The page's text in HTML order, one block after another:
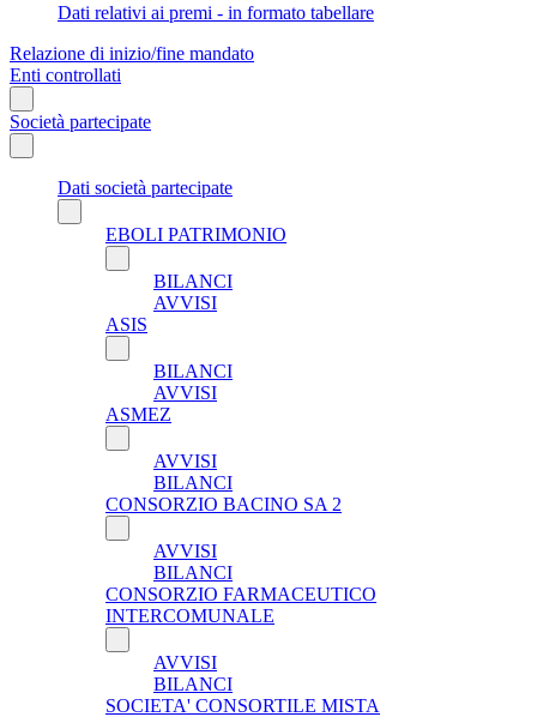
Dati relativi ai premi - in formato tabellare
Relazione di inizio/fine mandato
Enti controllati
Società partecipate
Dati società partecipate
EBOLI PATRIMONIO
BILANCI
AVVISI
ASIS
BILANCI
AVVISI
ASMEZ
AVVISI
BILANCI
CONSORZIO BACINO SA 2
AVVISI
BILANCI
CONSORZIO FARMACEUTICO
INTERCOMUNALE
AVVISI
BILANCI
SOCIETA' CONSORTILE MISTA